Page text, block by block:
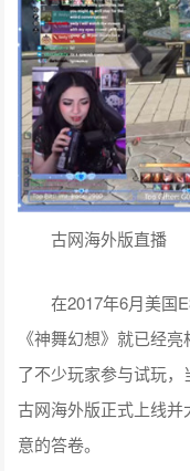
古网海外版直播
在2017年6月美国
《神舞幻想》就已经
了不少玩家参与试玩
古网海外版正式上线
意的答卷。